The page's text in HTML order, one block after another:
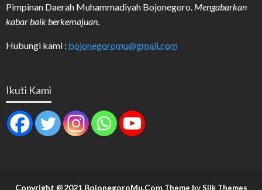
Pimpinan Daerah Muhammadiyah Bojonegoro. Mengabarkan
kabar baik berkemajuan.
Hubungi kami : bojonegoromu@gmail.com
Ikuti Kami
Copyright @2021 BojonegoroMu.Com Theme by Silk Themes